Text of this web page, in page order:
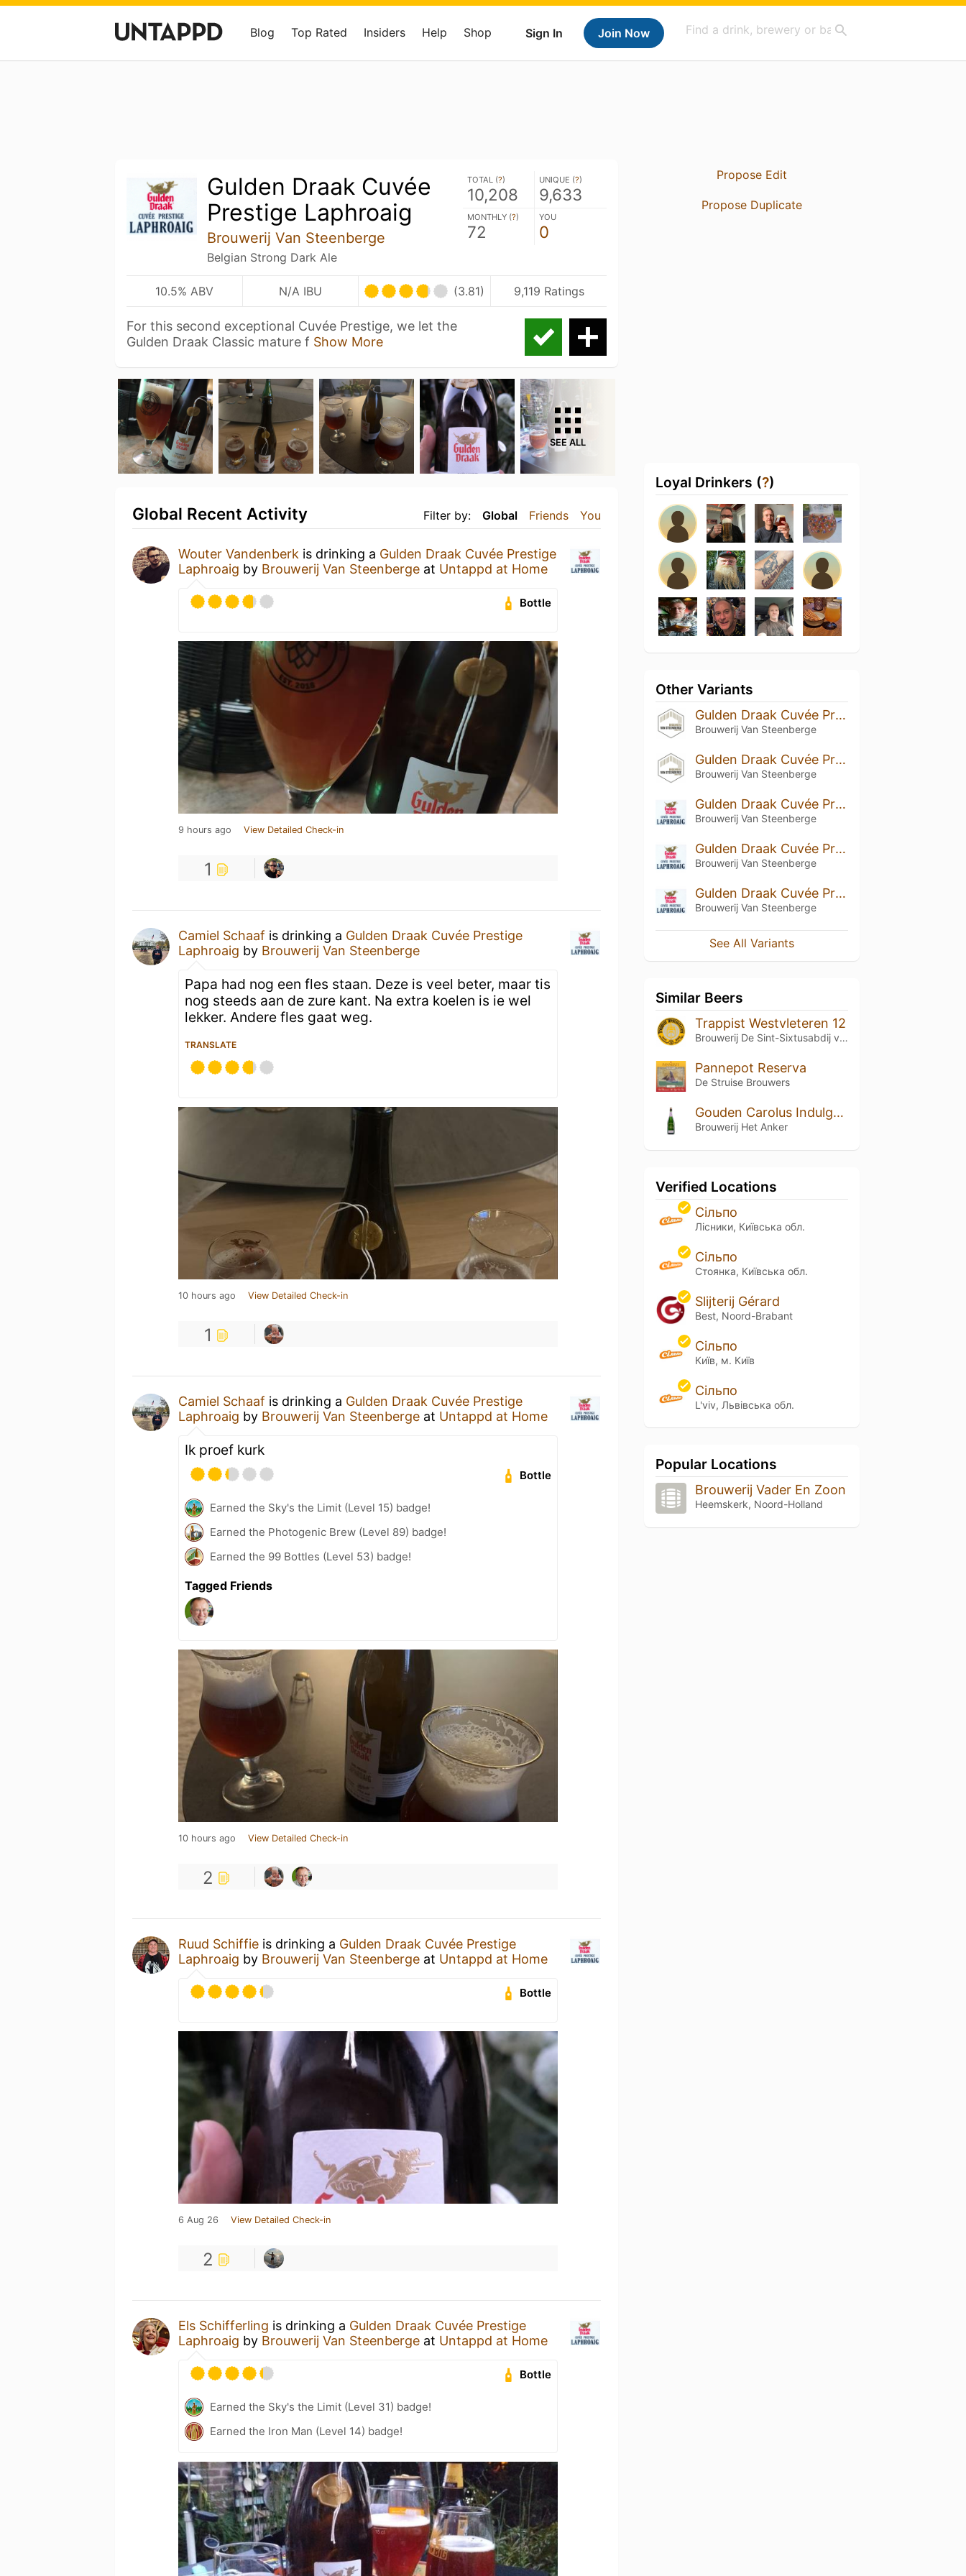
Sign In Join Now
Blog Top Rated Insiders Help Shop
Gulden Draak Cuvée
Prestige Laphroaig
Brouwerij Van Steenberge
Belgian Strong Dark Ale
TOTAL (?)
10,208
UNIQUE (?)
9,633
MONTHLY (?)
72
YOU
0
10.5% ABV N/A IBU (3.81) 9,119 Ratings
For this second exceptional Cuvée Prestige, we let the
Gulden Draak Classic mature f Show More
SEE ALL
Filter by: Global Friends You
Global Recent Activity
Wouter Vandenberk is drinking a Gulden Draak Cuvée Prestige
Laphroaig by Brouwerij Van Steenberge at Untappd at Home
Bottle
9 hours ago View Detailed Check-in
1
Camiel Schaaf is drinking a Gulden Draak Cuvée Prestige
Laphroaig by Brouwerij Van Steenberge
Papa had nog een fles staan. Deze is veel beter, maar tis
nog steeds aan de zure kant. Na extra koelen is ie wel
lekker. Andere fles gaat weg.
TRANSLATE
10 hours ago View Detailed Check-in
1
Camiel Schaaf is drinking a Gulden Draak Cuvée Prestige
Laphroaig by Brouwerij Van Steenberge at Untappd at Home
Ik proef kurk
Bottle
Earned the Sky's the Limit (Level 15) badge!
Earned the Photogenic Brew (Level 89) badge!
Earned the 99 Bottles (Level 53) badge!
Tagged Friends
10 hours ago View Detailed Check-in
2
Ruud Schiffie is drinking a Gulden Draak Cuvée Prestige
Laphroaig by Brouwerij Van Steenberge at Untappd at Home
Bottle
6 Aug 26 View Detailed Check-in
2
Els Schifferling is drinking a Gulden Draak Cuvée Prestige
Laphroaig by Brouwerij Van Steenberge at Untappd at Home
Bottle
Earned the Sky's the Limit (Level 31) badge!
Earned the Iron Man (Level 14) badge!
Propose Edit
Propose Duplicate
Loyal Drinkers (?)
Other Variants
Gulden Draak Cuvée Prestige Laphroaig (2025)
Brouwerij Van Steenberge
Gulden Draak Cuvée Prestige Laphroaig (2024)
Brouwerij Van Steenberge
Gulden Draak Cuvée Prestige Laphroaig (2022) - Batch 3
Brouwerij Van Steenberge
Gulden Draak Cuvée Prestige Laphroaig (2022) - Batch 2
Brouwerij Van Steenberge
Gulden Draak Cuvée Prestige Laphroaig (2021)
Brouwerij Van Steenberge
See All Variants
Similar Beers
Trappist Westvleteren 12
Brouwerij De Sint-Sixtusabdij van Westvleteren
Pannepot Reserva
De Struise Brouwers
Gouden Carolus Indulgence 2023 - Batteliek
Brouwerij Het Anker
Verified Locations
Сільпо
Лісники, Київська обл.
Сільпо
Стоянка, Київська обл.
Slijterij Gérard
Best, Noord-Brabant
Сільпо
Київ, м. Київ
Сільпо
L'viv, Львівська обл.
Popular Locations
Brouwerij Vader En Zoon
Heemskerk, Noord-Holland